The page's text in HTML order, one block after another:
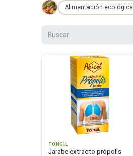
Alimentación ecológica
TONGIL
Jarabe extracto própolis